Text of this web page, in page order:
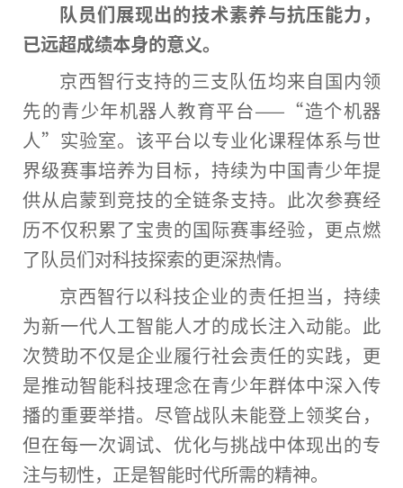
队员们展现出的技术素养与抗压能力，
已远超成绩本身的意义。
京西智行支持的三支队伍均来自国内领
先的青少年机器人教育平台——“造个机器
人”实验室。该平台以专业化课程体系与世
界级赛事培养为目标，持续为中国青少年提
供从启蒙到竞技的全链条支持。此次参赛经
历不仅积累了宝贵的国际赛事经验，更点燃
了队员们对科技探索的更深热情。
京西智行以科技企业的责任担当，持续
为新一代人工智能人才的成长注入动能。此
次赞助不仅是企业履行社会责任的实践，更
是推动智能科技理念在青少年群体中深入传
播的重要举措。尽管战队未能登上领奖台，
但在每一次调试、优化与挑战中体现出的专
注与韧性，正是智能时代所需的精神。